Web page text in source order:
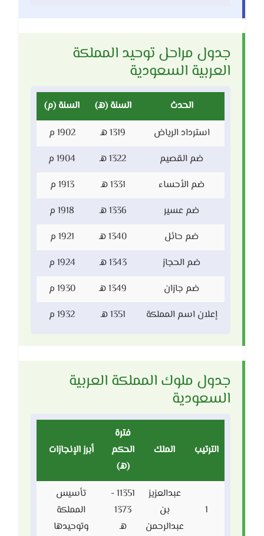
جدول مراحل توحيد المملكة
العربية السعودية
الحدث السنة (هـ)
السنة (م)
استرداد الرياض
1319 هـ
1902 م
ضم القصيم
1322 هـ
1904 م
ضم الأحساء
1331 هـ
1913 م
ضم عسير
1336 هـ
1918 م
ضم حائل
1340 هـ
1921 م
ضم الحجاز
1343 هـ
1924 م
ضم جازان
1349 هـ
1930 م
إعلان اسم المملكة
1351 هـ 1932 م
جدول ملوك المملكة العربية
السعودية
الترتيب الملك
فترة
الحكم
(هـ)
أبرز الإنجازات
1
عبدالعزيز
بن
عبدالرحمن
11351 -
1373
هـ
تأسيس
المملكة
وتوحيدها